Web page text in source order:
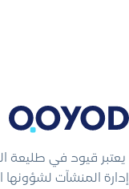
يعتبر قيود في طليعة
إدارة المنشآت